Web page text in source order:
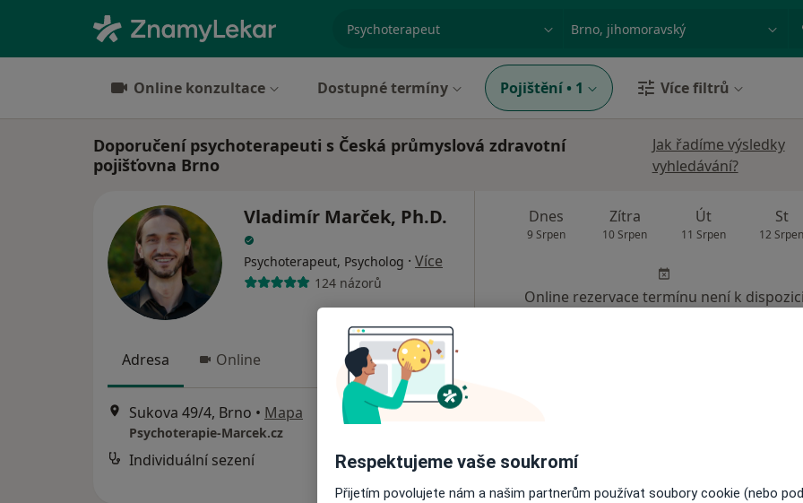
Město nebo region
Online konzultace Dostupné termíny Pojištění • 1 Více filtrů
Doporučení psychoterapeuti s Česká průmyslová zdravotní
pojišťovna Brno
Jak řadíme výsledky
vyhledávání?
Vladimír Marček, Ph.D.
Psychoterapeut, Psycholog · Více
124 názorů
Adresa Online
Sukova 49/4, Brno • Mapa
Psychoterapie-Marcek.cz
Individuální sezení 1 500 Kč
Dnes
9 Srpen
Zítra
10 Srpen
Út
11 Srpen
St
12 Srpen
Online rezervace termínu není k dispozici
Respektujeme vaše soukromí
Přijetím povolujete nám a našim partnerům používat soubory cookie (nebo